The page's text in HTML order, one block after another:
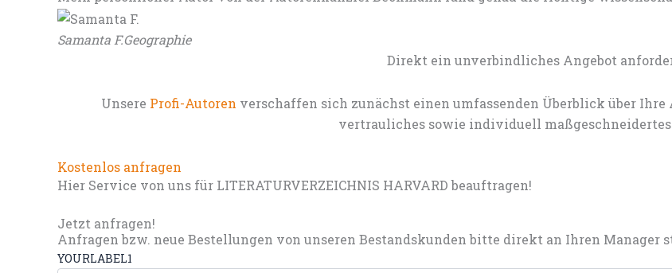
Samanta F.Geographie
Direkt ein unverbindliches Angebot
Unsere Profi-Autoren verschaffen sich zunächst einen umfassenden Überblick über
vertrauliches sowie individuell maßgeschneidertes
Kostenlos anfragen
Hier Service von uns für LITERATURVERZEICHNIS HARVARD beauftragen!
Jetzt anfragen!
Anfragen bzw. neue Bestellungen von unseren Bestandskunden bitte direkt an Ihren Manager
YOURLABEL1